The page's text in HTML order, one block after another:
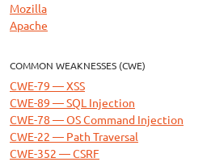
Mozilla
Apache
COMMON WEAKNESSES (CWE)
CWE-79 — XSS
CWE-89 — SQL Injection
CWE-78 — OS Command Injection
CWE-22 — Path Traversal
CWE-352 — CSRF